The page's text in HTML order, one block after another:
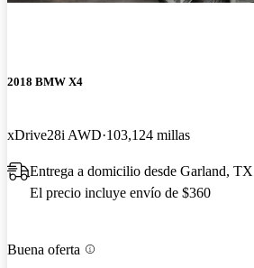
2018 BMW X4
xDrive28i AWD 103,124 millas
Entrega a domicilio desde Garland, TX
El precio incluye envío de $360
Buena oferta